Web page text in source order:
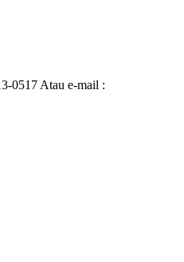
0517 Atau e-mail :